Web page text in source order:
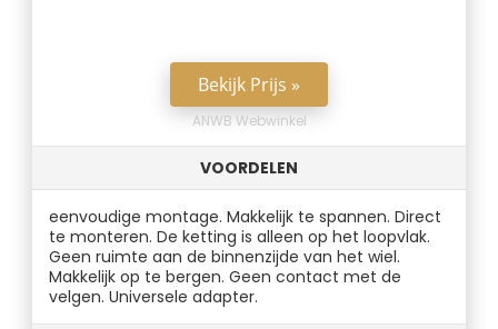
Bekijk Prijs »
ANWB Webwinkel
VOORDELEN
eenvoudige montage. Makkelijk te spannen. Direct
te monteren. De ketting is alleen op het loopvlak.
Geen ruimte aan de binnenzijde van het wiel.
Makkelijk op te bergen. Geen contact met de
velgen. Universele adapter.